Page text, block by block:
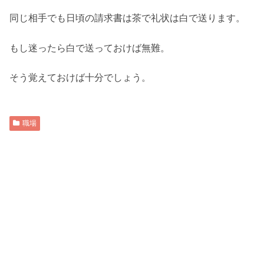
同じ相手でも日頃の請求書は茶で礼状は白で送ります。
もし迷ったら白で送っておけば無難。
そう覚えておけば十分でしょう。
職場